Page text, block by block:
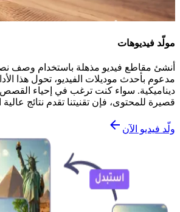
مولّد فيديوهات
أنشئ مقاطع فيديو مذهلة باستخدام وصف
مدعوم بأحدث موديلات الفيديو، تحول هذا
ديناميكية. سواء كنت ترغب في إحياء
قصيرة للمحتوى، فإن تقنيتنا تقدم نتائج
ولّد فيديو الآن